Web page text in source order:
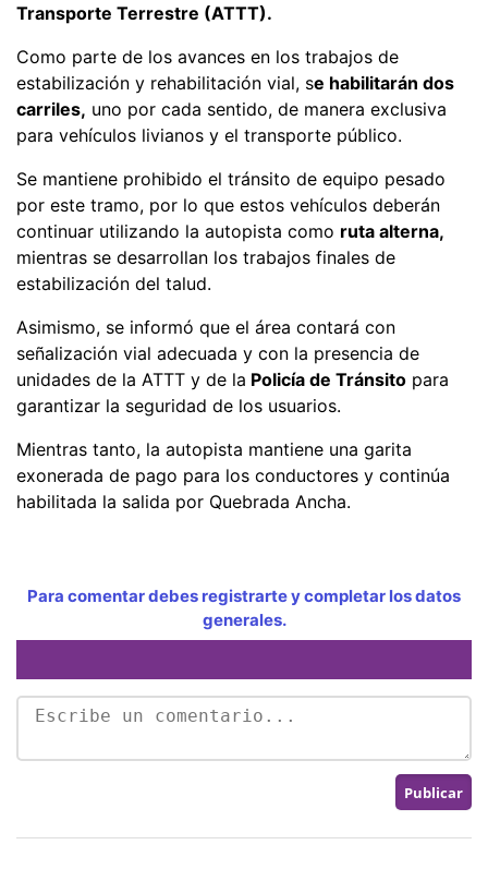
Transporte Terrestre (ATTT).
Como parte de los avances en los trabajos de
estabilización y rehabilitación vial, se habilitarán dos
carriles, uno por cada sentido, de manera exclusiva
para vehículos livianos y el transporte público.
Se mantiene prohibido el tránsito de equipo pesado
por este tramo, por lo que estos vehículos deberán
continuar utilizando la autopista como ruta alterna,
mientras se desarrollan los trabajos finales de
estabilización del talud.
Asimismo, se informó que el área contará con
señalización vial adecuada y con la presencia de
unidades de la ATTT y de la Policía de Tránsito para
garantizar la seguridad de los usuarios.
Mientras tanto, la autopista mantiene una garita
exonerada de pago para los conductores y continúa
habilitada la salida por Quebrada Ancha.
Para comentar debes registrarte y completar los datos
generales.